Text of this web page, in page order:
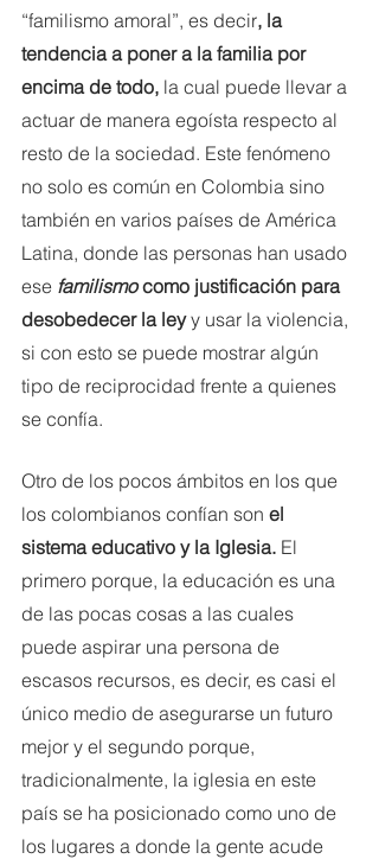
“familismo amoral”, es decir, la
tendencia a poner a la familia por
encima de todo, la cual puede llevar a
actuar de manera egoísta respecto al
resto de la sociedad. Este fenómeno
no solo es común en Colombia sino
también en varios países de América
Latina, donde las personas han usado
ese familismo como justificación para
desobedecer la ley y usar la violencia,
si con esto se puede mostrar algún
tipo de reciprocidad frente a quienes
se confía.
Otro de los pocos ámbitos en los que
los colombianos confían son el
sistema educativo y la Iglesia. El
primero porque, la educación es una
de las pocas cosas a las cuales
puede aspirar una persona de
escasos recursos, es decir, es casi el
único medio de asegurarse un futuro
mejor y el segundo porque,
tradicionalmente, la iglesia en este
país se ha posicionado como uno de
los lugares a donde la gente acude